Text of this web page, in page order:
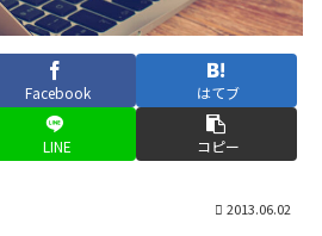
Facebook はてブ
LINE コピー
2013.06.02